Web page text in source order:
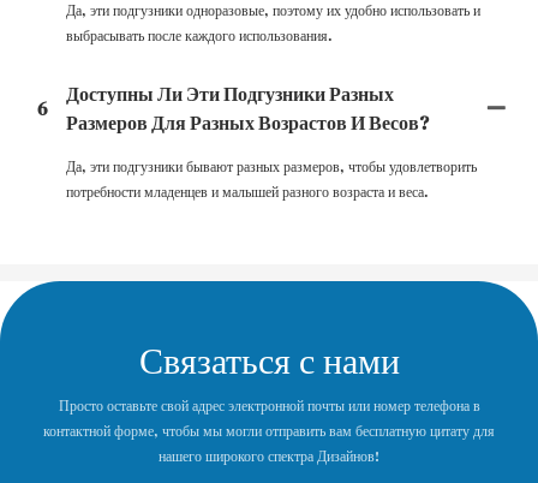
Да, эти подгузники одноразовые, поэтому их удобно использовать и
выбрасывать после каждого использования.
6
Доступны Ли Эти Подгузники Разных
Размеров Для Разных Возрастов И Весов?
Да, эти подгузники бывают разных размеров, чтобы удовлетворить
потребности младенцев и малышей разного возраста и веса.
Связаться с нами
Просто оставьте свой адрес электронной почты или номер телефона в
контактной форме, чтобы мы могли отправить вам бесплатную цитату для
нашего широкого спектра Дизайнов!